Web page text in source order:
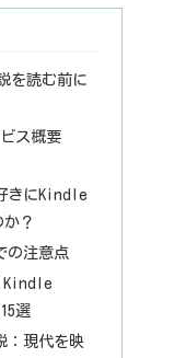
を読む前に
ス概要
きにKindle
？
の注意点
Kindle
選
：現代を映